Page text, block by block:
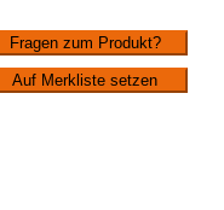
Fragen zum Produkt?
Auf Merkliste setzen